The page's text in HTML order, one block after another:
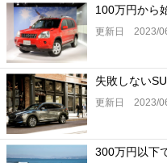
100万円から
更新日 2023/
失敗しない
更新日 2023/
300万円以下